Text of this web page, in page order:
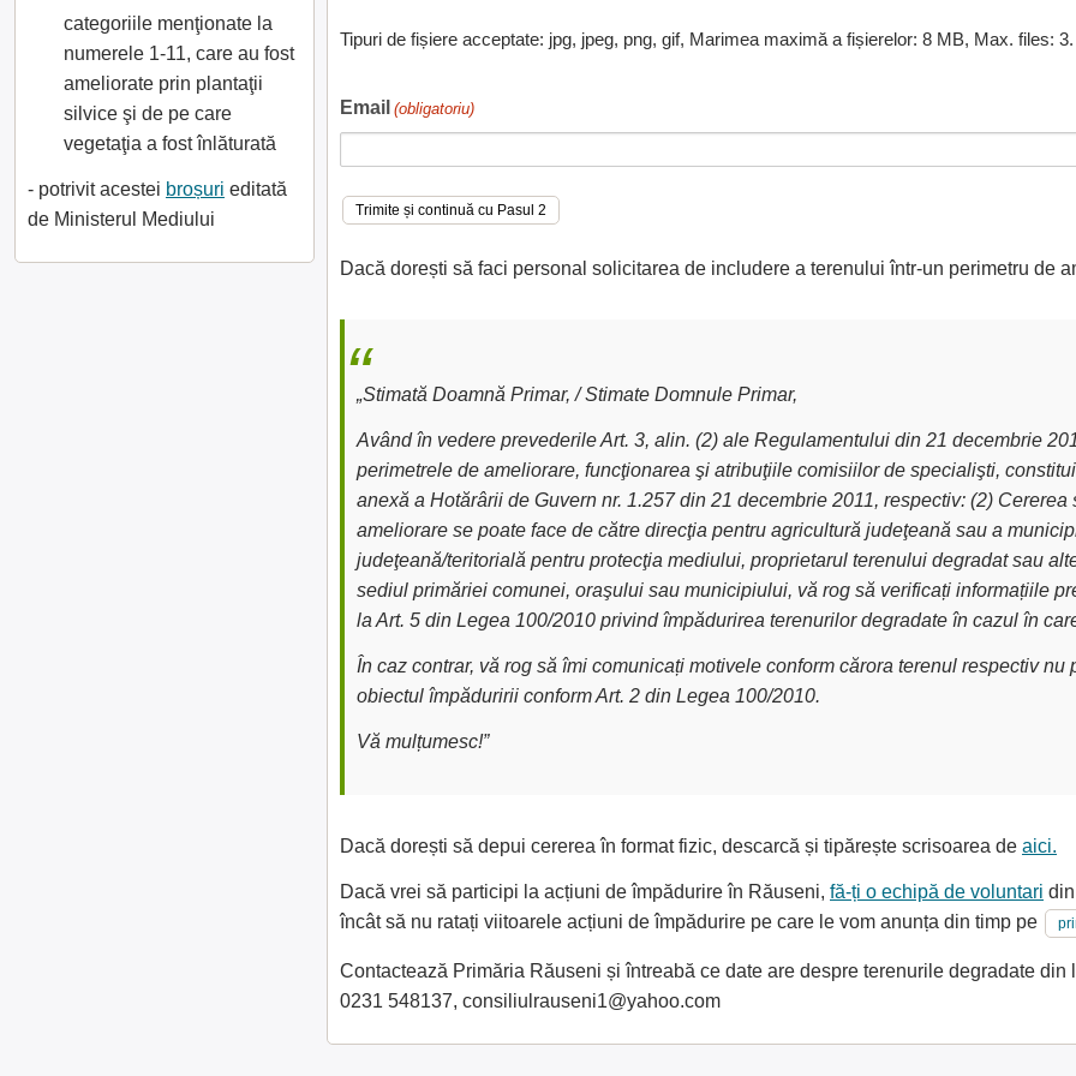
Tipuri de fișiere acceptate: jpg, jpeg, png, gif, Marimea maximă a fișierelor: 8 MB, Max. files: 3.
Email (obligatoriu)
Dacă dorești să faci personal solicitarea de includere a terenului într-un perimetru de
„Stimată Doamnă Primar, / Stimate Domnule Primar,
Având în vedere prevederile Art. 3, alin. (2) ale Regulamentului din 21 decembrie
perimetrele de ameliorare, funcţionarea şi atribuţiile comisiilor de specialişti,
anexă a Hotărârii de Guvern nr. 1.257 din 21 decembrie 2011, respectiv: (2)
ameliorare se poate face de către direcţia pentru agricultură judeţeană sau a
judeţeană/teritorială pentru protecţia mediului, proprietarul terenului degradat sau
sediul primăriei comunei, oraşului sau municipiului, vă rog să verificați informațiile
la Art. 5 din Legea 100/2010 privind împădurirea terenurilor degradate în cazul în
În caz contrar, vă rog să îmi comunicați motivele conform cărora terenul respectiv
obiectul împăduririi conform Art. 2 din Legea 100/2010.
Vă mulțumesc!”
Dacă dorești să depui cererea în format fizic, descarcă și tipărește scrisoarea de aici.
Dacă vrei să participi la acțiuni de împădurire în Răuseni, fă-ți o echipă de voluntari
încât să nu ratați viitoarele acțiuni de împădurire pe care le vom anunța din timp pe
Contactează Primăria Răuseni și întreabă ce date are despre terenurile degradate
0231 548137, consiliulrauseni1@yahoo.com
categoriile menţionate la
numerele 1-11, care au fost
ameliorate prin plantaţii
silvice şi de pe care
vegetaţia a fost înlăturată
- potrivit acestei broșuri editată
de Ministerul Mediului